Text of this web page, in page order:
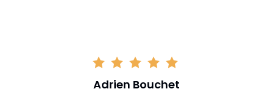
Adrien Bouchet